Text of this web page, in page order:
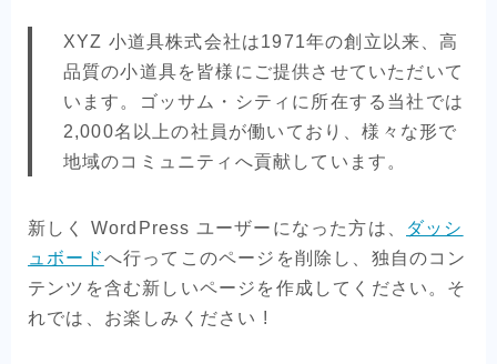
XYZ 小道具株式会社は1971年の創立以来、高
品質の小道具を皆様にご提供させていただいて
います。ゴッサム・シティに所在する当社では
2,000名以上の社員が働いており、様々な形で
地域のコミュニティへ貢献しています。
新しく WordPress ユーザーになった方は、
ダッシ
ュボードへ行ってこのページを削除し、独自のコン
テンツを含む新しいページを作成してください。そ
れでは、お楽しみください !